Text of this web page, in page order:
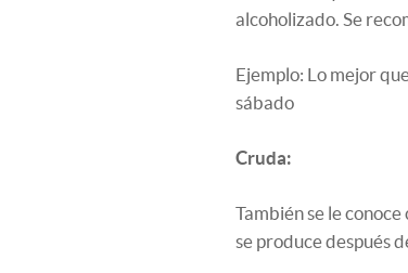
alcoholizado. Se
Ejemplo: Lo mejor
sábado
Cruda:
También se le
se produce después